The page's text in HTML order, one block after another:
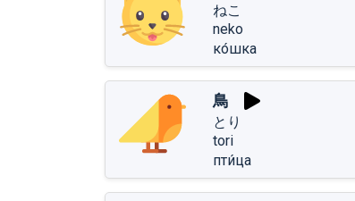
ねこ
neko
ко́шка
鳥
とり
tori
пти́ца